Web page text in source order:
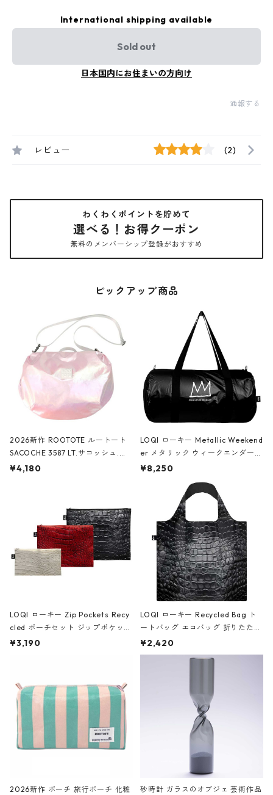
International shipping available
Sold out
日本国内にお住まいの方向け
通報する
レビュー (2)
わくわくポイントを貯めて
選べる！お得クーポン
無料のメンバーシップ登録がおすすめ
ピックアップ商品
2026新作 ROOTOTE ルートート
SACOCHE 3587 LT.サコッシュ.ル
ミエ-B ショルダーバッグ グロスピ
¥4,180
LOQI ローキー Metallic Weekend
er メタリック ウィークエンダー
ボストンバッグ ショルダーバッグ
Black ジャン=ミッシェル・バスキ
ア/クラウン ブラック
¥8,250
LOQI ローキー Zip Pockets Recy
cled ポーチセット ジップポケット
ファスナーポーチ 撥水加工 トラベ
ーガンディー、オフホワイト
¥3,190
LOQI ローキー Recycled Bag ト
ートバッグ エコバッグ 折りたたみ
大きめ 撥水加工 収納ポーチ CRO
CODILE/Black クロコダイル/ブラ
¥2,420
2026新作 ポーチ 旅行ポーチ 化粧
砂時計 ガラスのオブジェ 芸術作品